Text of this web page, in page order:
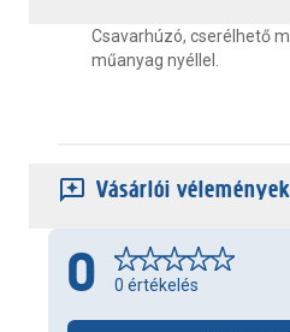
Csavarhúzó, cserélhető
műanyag nyéllel.
Vásárlói vélemények
0 0 értékelés